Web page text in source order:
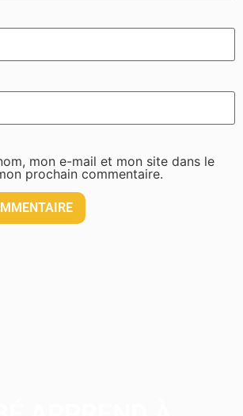
mon e-mail et mon site dans le
prochain commentaire.